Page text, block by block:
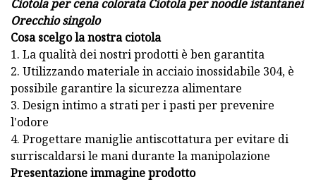
Ciotola per cena colorata Ciotola per noodle istantanei
Orecchio singolo
Cosa scelgo la nostra ciotola
1. La qualità dei nostri prodotti è ben garantita
2. Utilizzando materiale in acciaio inossidabile 304, è
possibile garantire la sicurezza alimentare
3. Design intimo a strati per i pasti per prevenire
l'odore
4. Progettare maniglie antiscottatura per evitare di
surriscaldarsi le mani durante la manipolazione
Presentazione immagine prodotto